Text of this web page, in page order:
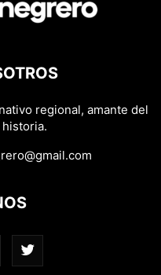
regional, amante del